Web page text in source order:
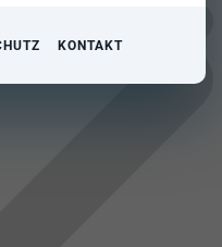
KONTAKT